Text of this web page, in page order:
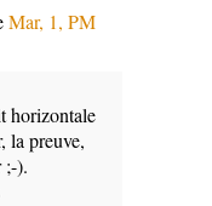
Mar, 1, PM
horizontale
la preuve,
;-).